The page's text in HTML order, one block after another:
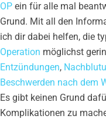
OP ein für alle mal
Grund. Mit all den
ich dir dabei helfen, die
Operation möglichst
Entzündungen,
Beschwerden nach dem
Es gibt keinen Grund
Komplikationen zu